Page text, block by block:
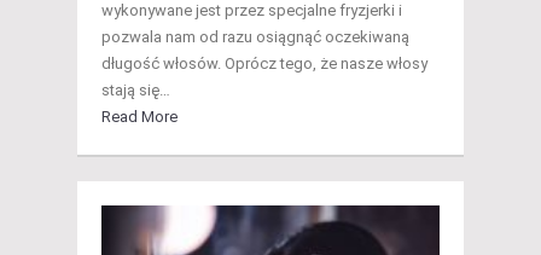
wykonywane jest przez specjalne fryzjerki i
pozwala nam od razu osiągnąć oczekiwaną
długość włosów. Oprócz tego, że nasze włosy
stają się…
Read More